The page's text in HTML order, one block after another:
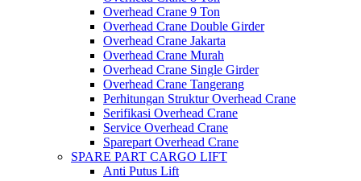
Overhead Crane 9 Ton
Overhead Crane Double Girder
Overhead Crane Jakarta
Overhead Crane Murah
Overhead Crane Single Girder
Overhead Crane Tangerang
Perhitungan Struktur Overhead Crane
Serifikasi Overhead Crane
Service Overhead Crane
Sparepart Overhead Crane
SPARE PART CARGO LIFT
Anti Putus Lift